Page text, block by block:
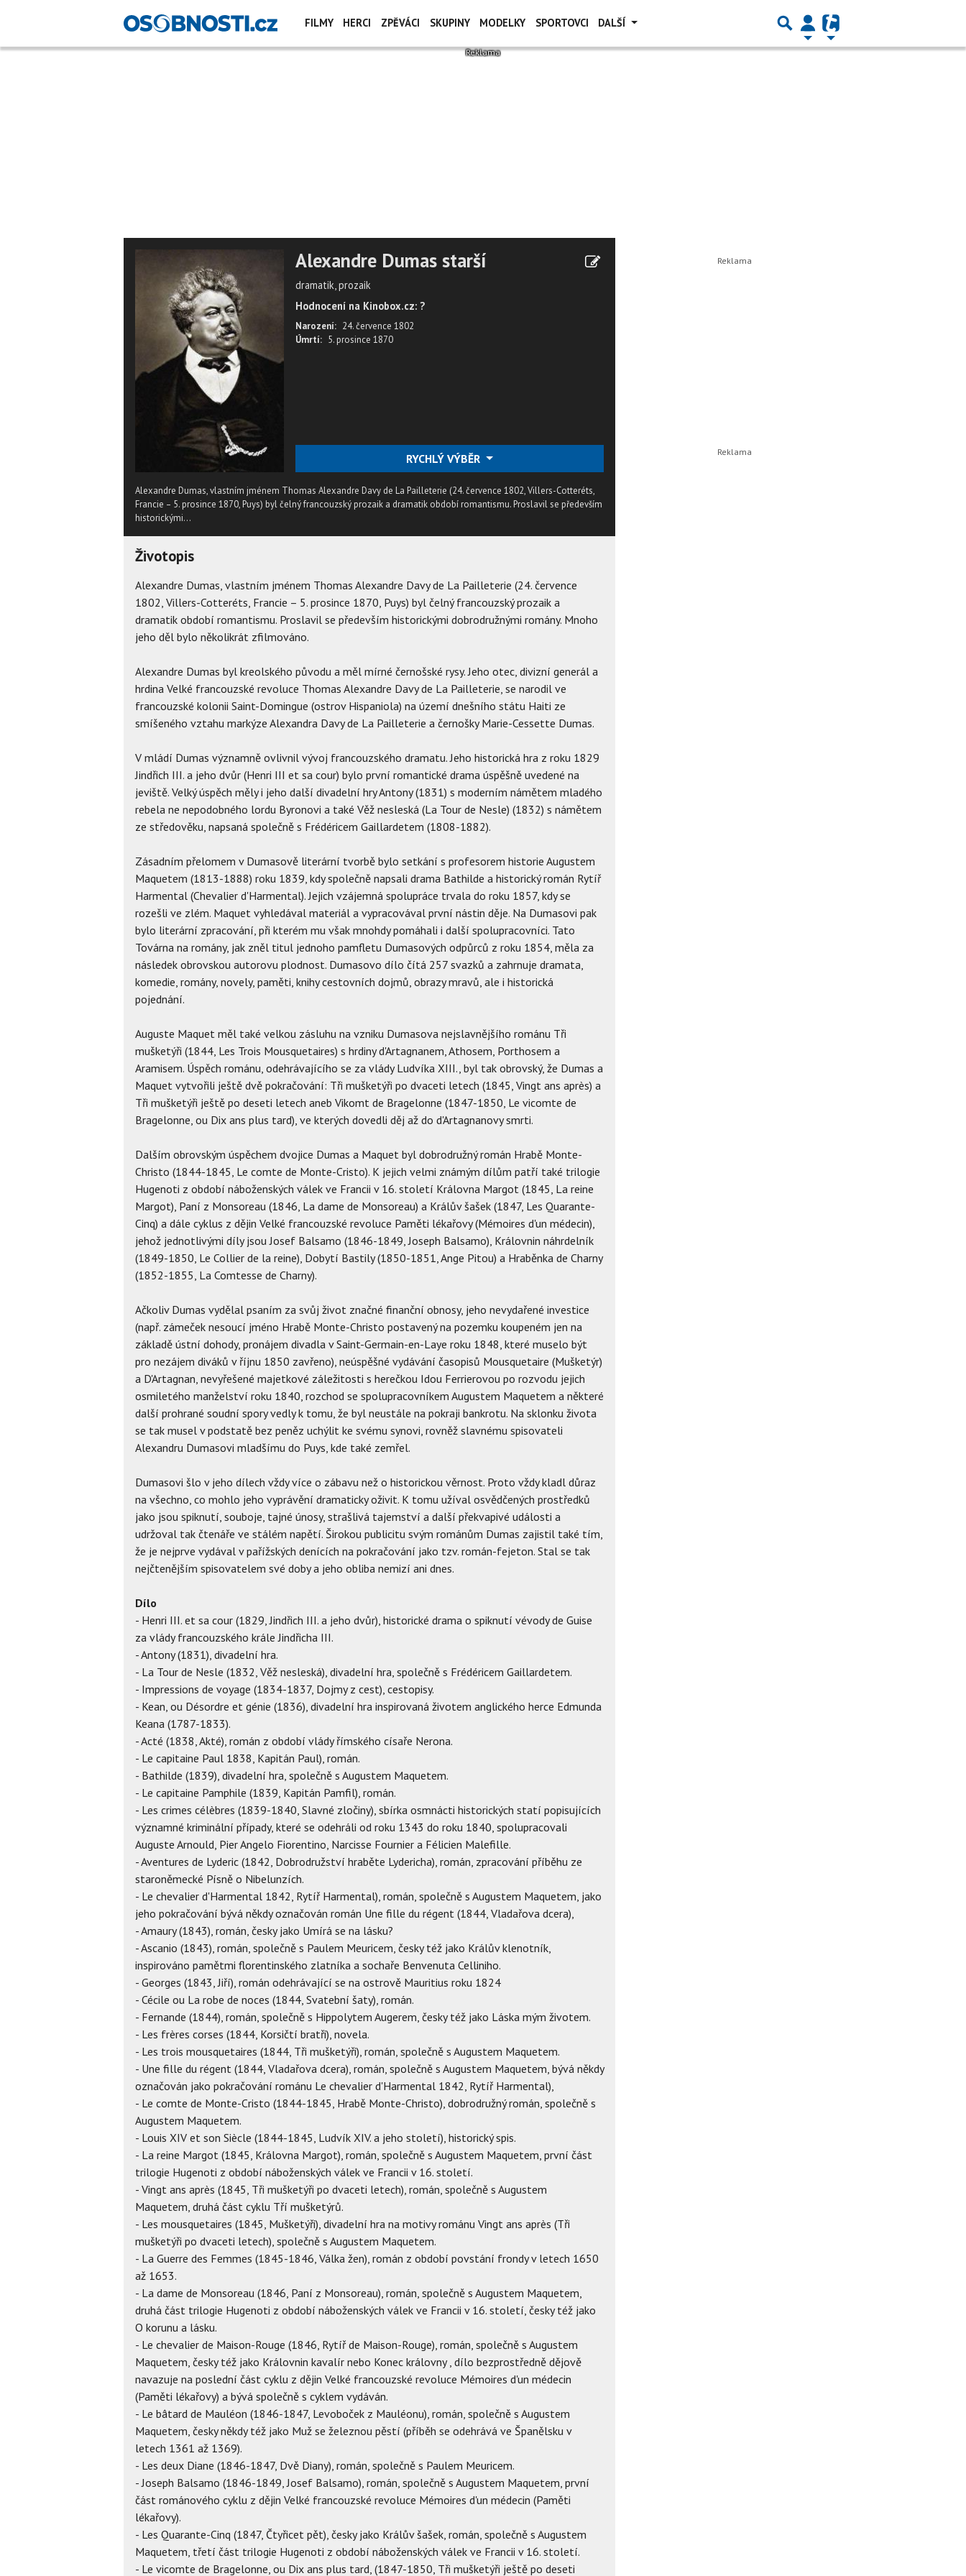
FILMY HERCI ZPĚVÁCI SKUPINY MODELKY SPORTOVCI DALŠÍ
Alexandre Dumas starší
dramatik, prozaik
Hodnocení na Kinobox.cz: ?
Narození: 24. července 1802
Úmrtí: 5. prosince 1870
RYCHLÝ VÝBĚR
Alexandre Dumas, vlastním jménem Thomas Alexandre Davy de La Pailleterie (24. července 1802, Villers-Cotteréts,
Francie – 5. prosince 1870, Puys) byl čelný francouzský prozaik a dramatik období romantismu. Proslavil se především
historickými...
Životopis
Alexandre Dumas, vlastním jménem Thomas Alexandre Davy de La Pailleterie (24. července
1802, Villers-Cotteréts, Francie – 5. prosince 1870, Puys) byl čelný francouzský prozaik a
dramatik období romantismu. Proslavil se především historickými dobrodružnými romány. Mnoho
jeho děl bylo několikrát zfilmováno.
Alexandre Dumas byl kreolského původu a měl mírné černošské rysy. Jeho otec, divizní generál a
hrdina Velké francouzské revoluce Thomas Alexandre Davy de La Pailleterie, se narodil ve
francouzské kolonii Saint-Domingue (ostrov Hispaniola) na území dnešního státu Haiti ze
smíšeného vztahu markýze Alexandra Davy de La Pailleterie a černošky Marie-Cessette Dumas.
V mládí Dumas významně ovlivnil vývoj francouzského dramatu. Jeho historická hra z roku 1829
Jindřich III. a jeho dvůr (Henri III et sa cour) bylo první romantické drama úspěšně uvedené na
jeviště. Velký úspěch měly i jeho další divadelní hry Antony (1831) s moderním námětem mladého
rebela ne nepodobného lordu Byronovi a také Věž nesleská (La Tour de Nesle) (1832) s námětem
ze středověku, napsaná společně s Frédéricem Gaillardetem (1808-1882).
Zásadním přelomem v Dumasově literární tvorbě bylo setkání s profesorem historie Augustem
Maquetem (1813-1888) roku 1839, kdy společně napsali drama Bathilde a historický román Rytíř
Harmental (Chevalier d'Harmental). Jejich vzájemná spolupráce trvala do roku 1857, kdy se
rozešli ve zlém. Maquet vyhledával materiál a vypracovával první nástin děje. Na Dumasovi pak
bylo literární zpracování, při kterém mu však mnohdy pomáhali i další spolupracovníci. Tato
Továrna na romány, jak zněl titul jednoho pamfletu Dumasových odpůrců z roku 1854, měla za
následek obrovskou autorovu plodnost. Dumasovo dílo čítá 257 svazků a zahrnuje dramata,
komedie, romány, novely, paměti, knihy cestovních dojmů, obrazy mravů, ale i historická
pojednání.
Auguste Maquet měl také velkou zásluhu na vzniku Dumasova nejslavnějšího románu Tři
mušketýři (1844, Les Trois Mousquetaires) s hrdiny d'Artagnanem, Athosem, Porthosem a
Aramisem. Úspěch románu, odehrávajícího se za vlády Ludvíka XIII., byl tak obrovský, že Dumas a
Maquet vytvořili ještě dvě pokračování: Tři mušketýři po dvaceti letech (1845, Vingt ans après) a
Tři mušketýři ještě po deseti letech aneb Vikomt de Bragelonne (1847-1850, Le vicomte de
Bragelonne, ou Dix ans plus tard), ve kterých dovedli děj až do d'Artagnanovy smrti.
Dalším obrovským úspěchem dvojice Dumas a Maquet byl dobrodružný román Hrabě Monte-
Christo (1844-1845, Le comte de Monte-Cristo). K jejich velmi známým dílům patří také trilogie
Hugenoti z období náboženských válek ve Francii v 16. století Královna Margot (1845, La reine
Margot), Paní z Monsoreau (1846, La dame de Monsoreau) a Králův šašek (1847, Les Quarante-
Cinq) a dále cyklus z dějin Velké francouzské revoluce Paměti lékařovy (Mémoires d'un médecin),
jehož jednotlivými díly jsou Josef Balsamo (1846-1849, Joseph Balsamo), Královnin náhrdelník
(1849-1850, Le Collier de la reine), Dobytí Bastily (1850-1851, Ange Pitou) a Hraběnka de Charny
(1852-1855, La Comtesse de Charny).
Ačkoliv Dumas vydělal psaním za svůj život značné finanční obnosy, jeho nevydařené investice
(např. zámeček nesoucí jméno Hrabě Monte-Christo postavený na pozemku koupeném jen na
základě ústní dohody, pronájem divadla v Saint-Germain-en-Laye roku 1848, které muselo být
pro nezájem diváků v říjnu 1850 zavřeno), neúspěšné vydávání časopisů Mousquetaire (Mušketýr)
a D'Artagnan, nevyřešené majetkové záležitosti s herečkou Idou Ferrierovou po rozvodu jejich
osmiletého manželství roku 1840, rozchod se spolupracovníkem Augustem Maquetem a některé
další prohrané soudní spory vedly k tomu, že byl neustále na pokraji bankrotu. Na sklonku života
se tak musel v podstatě bez peněz uchýlit ke svému synovi, rovněž slavnému spisovateli
Alexandru Dumasovi mladšímu do Puys, kde také zemřel.
Dumasovi šlo v jeho dílech vždy více o zábavu než o historickou věrnost. Proto vždy kladl důraz
na všechno, co mohlo jeho vyprávění dramaticky oživit. K tomu užíval osvědčených prostředků
jako jsou spiknutí, souboje, tajné únosy, strašlivá tajemství a další překvapivé události a
udržoval tak čtenáře ve stálém napětí. Širokou publicitu svým románům Dumas zajistil také tím,
že je nejprve vydával v pařížských denících na pokračování jako tzv. román-fejeton. Stal se tak
nejčtenějším spisovatelem své doby a jeho obliba nemizí ani dnes.
Dílo
- Henri III. et sa cour (1829, Jindřich III. a jeho dvůr), historické drama o spiknutí vévody de Guise
za vlády francouzského krále Jindřicha III.
- Antony (1831), divadelní hra.
- La Tour de Nesle (1832, Věž nesleská), divadelní hra, společně s Frédéricem Gaillardetem.
- Impressions de voyage (1834-1837, Dojmy z cest), cestopisy.
- Kean, ou Désordre et génie (1836), divadelní hra inspirovaná životem anglického herce Edmunda
Keana (1787-1833).
- Acté (1838, Akté), román z období vlády římského císaře Nerona.
- Le capitaine Paul 1838, Kapitán Paul), román.
- Bathilde (1839), divadelní hra, společně s Augustem Maquetem.
- Le capitaine Pamphile (1839, Kapitán Pamfil), román.
- Les crimes célèbres (1839-1840, Slavné zločiny), sbírka osmnácti historických statí popisujících
významné kriminální případy, které se odehráli od roku 1343 do roku 1840, spolupracovali
Auguste Arnould, Pier Angelo Fiorentino, Narcisse Fournier a Félicien Malefille.
- Aventures de Lyderic (1842, Dobrodružství hraběte Lydericha), román, zpracování příběhu ze
staroněmecké Písně o Nibelunzích.
- Le chevalier d'Harmental 1842, Rytíř Harmental), román, společně s Augustem Maquetem, jako
jeho pokračování bývá někdy označován román Une fille du régent (1844, Vladařova dcera),
- Amaury (1843), román, česky jako Umírá se na lásku?
- Ascanio (1843), román, společně s Paulem Meuricem, česky též jako Králův klenotník,
inspirováno pamětmi florentinského zlatníka a sochaře Benvenuta Celliniho.
- Georges (1843, Jiří), román odehrávající se na ostrově Mauritius roku 1824
- Cécile ou La robe de noces (1844, Svatební šaty), román.
- Fernande (1844), román, společně s Hippolytem Augerem, česky též jako Láska mým životem.
- Les frères corses (1844, Korsičtí bratři), novela.
- Les trois mousquetaires (1844, Tři mušketýři), román, společně s Augustem Maquetem.
- Une fille du régent (1844, Vladařova dcera), román, společně s Augustem Maquetem, bývá někdy
označován jako pokračování románu Le chevalier d'Harmental 1842, Rytíř Harmental),
- Le comte de Monte-Cristo (1844-1845, Hrabě Monte-Christo), dobrodružný román, společně s
Augustem Maquetem.
- Louis XIV et son Siècle (1844-1845, Ludvík XIV. a jeho století), historický spis.
- La reine Margot (1845, Královna Margot), román, společně s Augustem Maquetem, první část
trilogie Hugenoti z období náboženských válek ve Francii v 16. století.
- Vingt ans après (1845, Tři mušketýři po dvaceti letech), román, společně s Augustem
Maquetem, druhá část cyklu Tří mušketýrů.
- Les mousquetaires (1845, Mušketýři), divadelní hra na motivy románu Vingt ans après (Tři
mušketýři po dvaceti letech), společně s Augustem Maquetem.
- La Guerre des Femmes (1845-1846, Válka žen), román z období povstání frondy v letech 1650
až 1653.
- La dame de Monsoreau (1846, Paní z Monsoreau), román, společně s Augustem Maquetem,
druhá část trilogie Hugenoti z období náboženských válek ve Francii v 16. století, česky též jako
O korunu a lásku.
- Le chevalier de Maison-Rouge (1846, Rytíř de Maison-Rouge), román, společně s Augustem
Maquetem, česky též jako Královnin kavalír nebo Konec královny , dílo bezprostředně dějově
navazuje na poslední část cyklu z dějin Velké francouzské revoluce Mémoires d'un médecin
(Paměti lékařovy) a bývá společně s cyklem vydáván.
- Le bâtard de Mauléon (1846-1847, Levoboček z Mauléonu), román, společně s Augustem
Maquetem, česky někdy též jako Muž se železnou pěstí (příběh se odehrává ve Španělsku v
letech 1361 až 1369).
- Les deux Diane (1846-1847, Dvě Diany), román, společně s Paulem Meuricem.
- Joseph Balsamo (1846-1849, Josef Balsamo), román, společně s Augustem Maquetem, první
část románového cyklu z dějin Velké francouzské revoluce Mémoires d'un médecin (Paměti
lékařovy).
- Les Quarante-Cinq (1847, Čtyřicet pět), česky jako Králův šašek, román, společně s Augustem
Maquetem, třetí část trilogie Hugenoti z období náboženských válek ve Francii v 16. století.
- Le vicomte de Bragelonne, ou Dix ans plus tard, (1847-1850, Tři mušketýři ještě po deseti